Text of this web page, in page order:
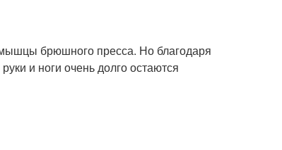
брюшного пресса. Но благодаря
и ноги очень долго остаются